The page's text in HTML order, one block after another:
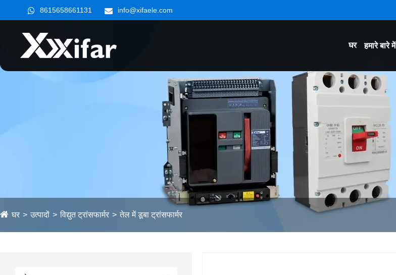
8615658661131 info@xifaele.com
घर हमारे बारे में
घर उत्पादों विद्युत ट्रांसफार्मर तेल में डूबा ट्रांसफार्मर